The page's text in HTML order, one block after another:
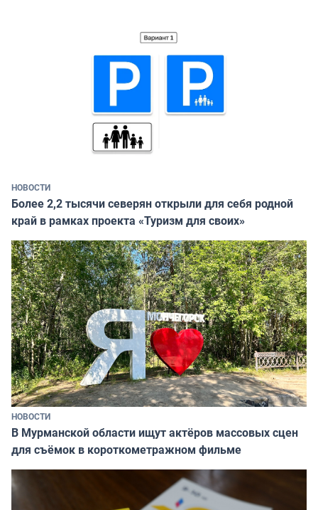
НОВОСТИ
Более 2,2 тысячи северян открыли для себя родной
край в рамках проекта «Туризм для своих»
НОВОСТИ
В Мурманской области ищут актёров массовых сцен
для съёмок в короткометражном фильме